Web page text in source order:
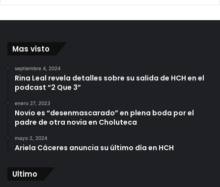
Mas visto
septiembre 4, 2024
Rina Leal revela detalles sobre su salida de HCH en el
podcast “2 Que 3”
enero 27, 2023
Novio es “desenmascarado” en plena boda por el
padre de otra novia en Choluteca
mayo 2, 2024
Ariela Cáceres anuncia su último día en HCH
Ultimo